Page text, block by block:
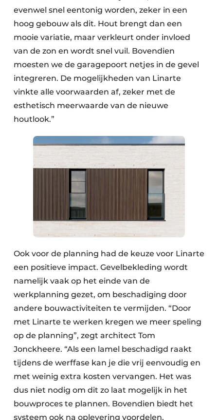
evenwel snel eentonig worden, zeker in een
hoog gebouw als dit. Hout brengt dan een
mooie variatie, maar verkleurt onder invloed
van de zon en wordt snel vuil. Bovendien
moesten we de garagepoort netjes in de gevel
integreren. De mogelijkheden van Linarte
vinkte alle voorwaarden af, zeker met de
esthetisch meerwaarde van de nieuwe
houtlook.”
Ook voor de planning had de keuze voor Linarte
een positieve impact. Gevelbekleding wordt
namelijk vaak op het einde van de
werkplanning gezet, om beschadiging door
andere bouwactiviteiten te vermijden. “Door
met Linarte te werken kregen we meer speling
op de planning”, zegt architect Tom
Jonckheere. “Als een lamel beschadigd raakt
tijdens de werffase kan je die vrij eenvoudig en
met weinig extra kosten vervangen. Het was
dus niet nodig om dit zo laat mogelijk in het
bouwproces te plannen. Bovendien biedt het
systeem ook na oplevering voordelen,